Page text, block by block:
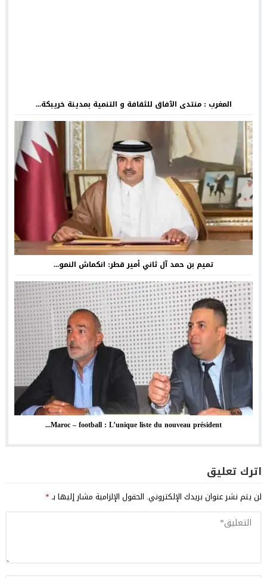
المغرب : منتدى الآفاق للثقافة و التنمية بمدينة خريبكة...
تميم بن حمد آل ثاني أمير قطر: انكماش النمو...
Maroc – football : L’unique liste du nouveau président...
اترك تعليق
لن يتم نشر عنوان بريدك الإلكتروني. الحقول الإلزامية مشار إليها بـ*